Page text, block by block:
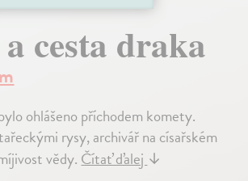
cesta draka
ohlášeno příchodem komety.
rysy, archivář na císařském
vědy. Čítať ďalej ↓